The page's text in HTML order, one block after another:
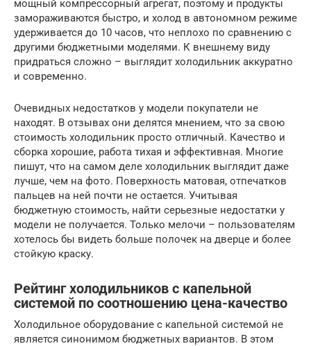
мощный компрессорный агрегат, поэтому и продукты
замораживаются быстро, и холод в автономном режиме
удерживается до 10 часов, что неплохо по сравнению с
другими бюджетными моделями. К внешнему виду
придраться сложно – выглядит холодильник аккуратно
и современно.
Очевидных недостатков у модели покупатели не
находят. В отзывах они делятся мнением, что за свою
стоимость холодильник просто отличный. Качество и
сборка хорошие, работа тихая и эффективная. Многие
пишут, что на самом деле холодильник выглядит даже
лучше, чем на фото. Поверхность матовая, отпечатков
пальцев на ней почти не остается. Учитывая
бюджетную стоимость, найти серьезные недостатки у
модели не получается. Только мелочи – пользователям
хотелось бы видеть больше полочек на дверце и более
стойкую краску.
Рейтинг холодильников с капельной
системой по соотношению цена-качество
Холодильное оборудование с капельной системой не
является синонимом бюджетных вариантов. В этом